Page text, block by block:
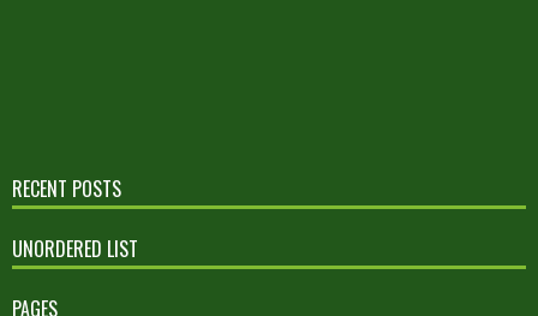
RECENT POSTS
UNORDERED LIST
PAGES